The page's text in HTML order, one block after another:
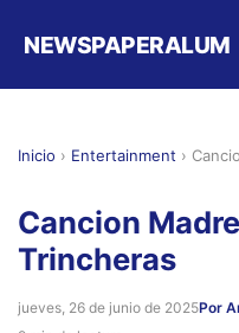
NEWSPAPERALUM
Inicio › Entertainment ›
Cancion
Trincheras
jueves, 26 de junio de 2025Por